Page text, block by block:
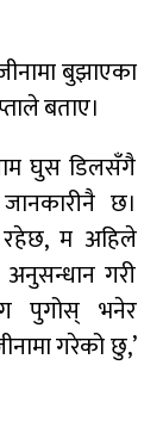
पक्राउ
युवाको मृत्यु
दिए राजीनामा
बुझाएका
बताए।
घुस डिलसँगै
छ।
रहेछ, म अहिले
गरी
पुगोस् भनेर
गरेको छु,’